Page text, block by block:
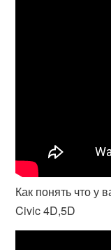
Как понять что у
Civic 4D,5D